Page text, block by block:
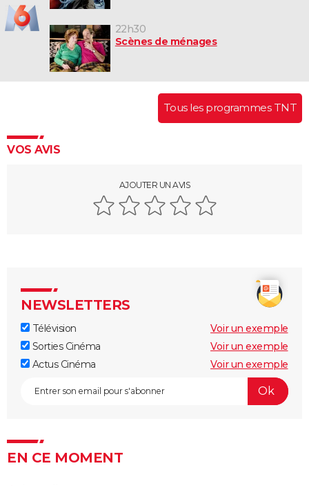
22h30
Scènes de ménages
Tous les programmes TNT
VOS AVIS
AJOUTER UN AVIS
NEWSLETTERS
Télévision
Voir un exemple
Sorties Cinéma
Voir un exemple
Actus Cinéma
Voir un exemple
EN CE MOMENT